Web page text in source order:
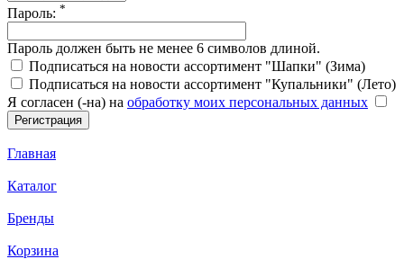
Пароль: *
Пароль должен быть не менее 6 символов длиной.
Подписаться на новости ассортимент "Шапки" (Зима)
Подписаться на новости ассортимент "Купальники" (Лето)
Я согласен (-на) на обработку моих персональных данных
Главная
Каталог
Бренды
Корзина